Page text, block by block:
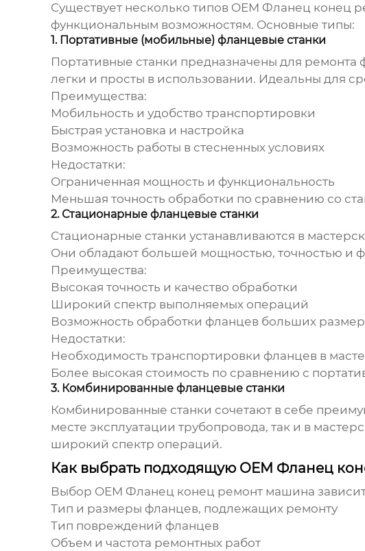
Существует несколько типов OEM Фланец конец
функциональным возможностям. Основные типы:
1. Портативные (мобильные) фланцевые станки
Портативные станки предназначены для
легки и просты в использовании. Идеальны для
Преимущества:
Мобильность и удобство транспортировки
Быстрая установка и настройка
Возможность работы в стесненных условиях
Недостатки:
Ограниченная мощность и функциональность
Меньшая точность обработки по сравнению со
2. Стационарные фланцевые станки
Стационарные станки устанавливаются в
Они обладают большей мощностью, точностью и
Преимущества:
Высокая точность и качество обработки
Широкий спектр выполняемых операций
Возможность обработки фланцев больших
Недостатки:
Необходимость транспортировки фланцев в
Более высокая стоимость по сравнению с
3. Комбинированные фланцевые станки
Комбинированные станки сочетают в себе
месте эксплуатации трубопровода, так и в
широкий спектр операций.
Как выбрать подходящую OEM Фланец
Выбор OEM Фланец конец ремонт машина
Тип и размеры фланцев, подлежащих ремонту
Тип повреждений фланцев
Объем и частота ремонтных работ